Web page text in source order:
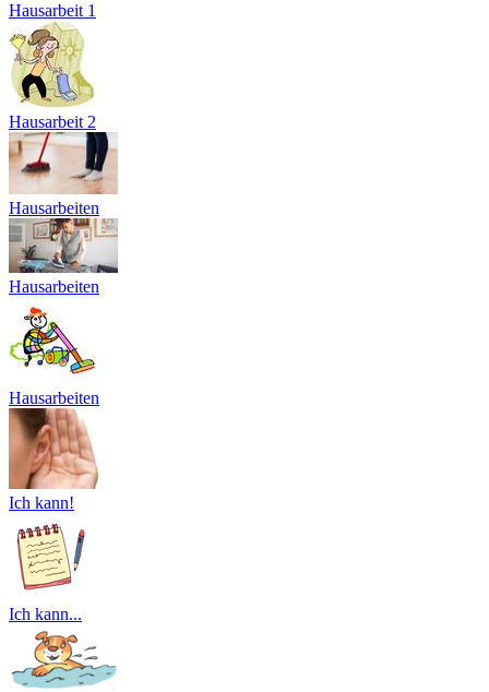
Hausarbeit 1
Hausarbeit 2
Hausarbeiten
Hausarbeiten
Hausarbeiten
Ich kann!
Ich kann...